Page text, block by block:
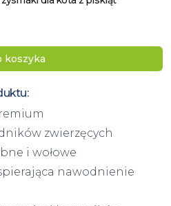
koszyka
zwierzęcych
i wołowe
nawodnienie